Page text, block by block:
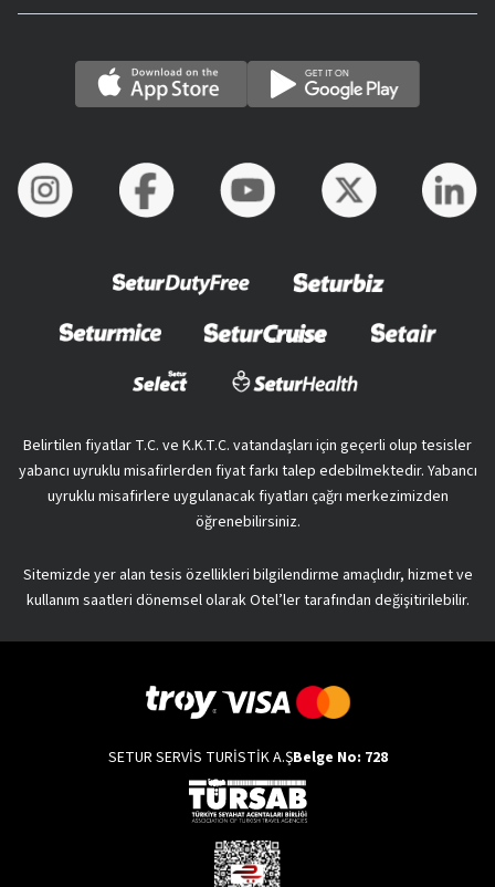
Belirtilen fiyatlar T.C. ve K.K.T.C. vatandaşları için geçerli olup tesisler
yabancı uyruklu misafirlerden fiyat farkı talep edebilmektedir. Yabancı
uyruklu misafirlere uygulanacak fiyatları çağrı merkezimizden
öğrenebilirsiniz.
Sitemizde yer alan tesis özellikleri bilgilendirme amaçlıdır, hizmet ve
kullanım saatleri dönemsel olarak Otel’ler tarafından değişitirilebilir.
SETUR SERVİS TURİSTİK A.ŞBelge No: 728